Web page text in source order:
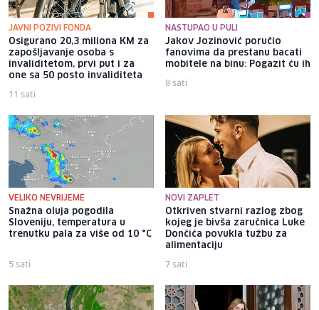
JAVNI POZIVI FONDA
Osigurano 20,3 miliona KM za
zapošljavanje osoba s
invaliditetom, prvi put i za
one sa 50 posto invaliditeta
11 sati
NASTUPAO U PULI
Jakov Jozinović poručio
fanovima da prestanu bacati
mobitele na binu: Pogazit ću ih
8 sati
VELIKO NEVRIJEME
Snažna oluja pogodila
Sloveniju, temperatura u
trenutku pala za više od 10 °C
5 sati
NOVI ZAPLET
Otkriven stvarni razlog zbog
kojeg je bivša zaručnica Luke
Dončića povukla tužbu za
alimentaciju
7 sati